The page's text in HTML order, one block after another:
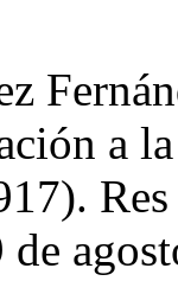
a
de